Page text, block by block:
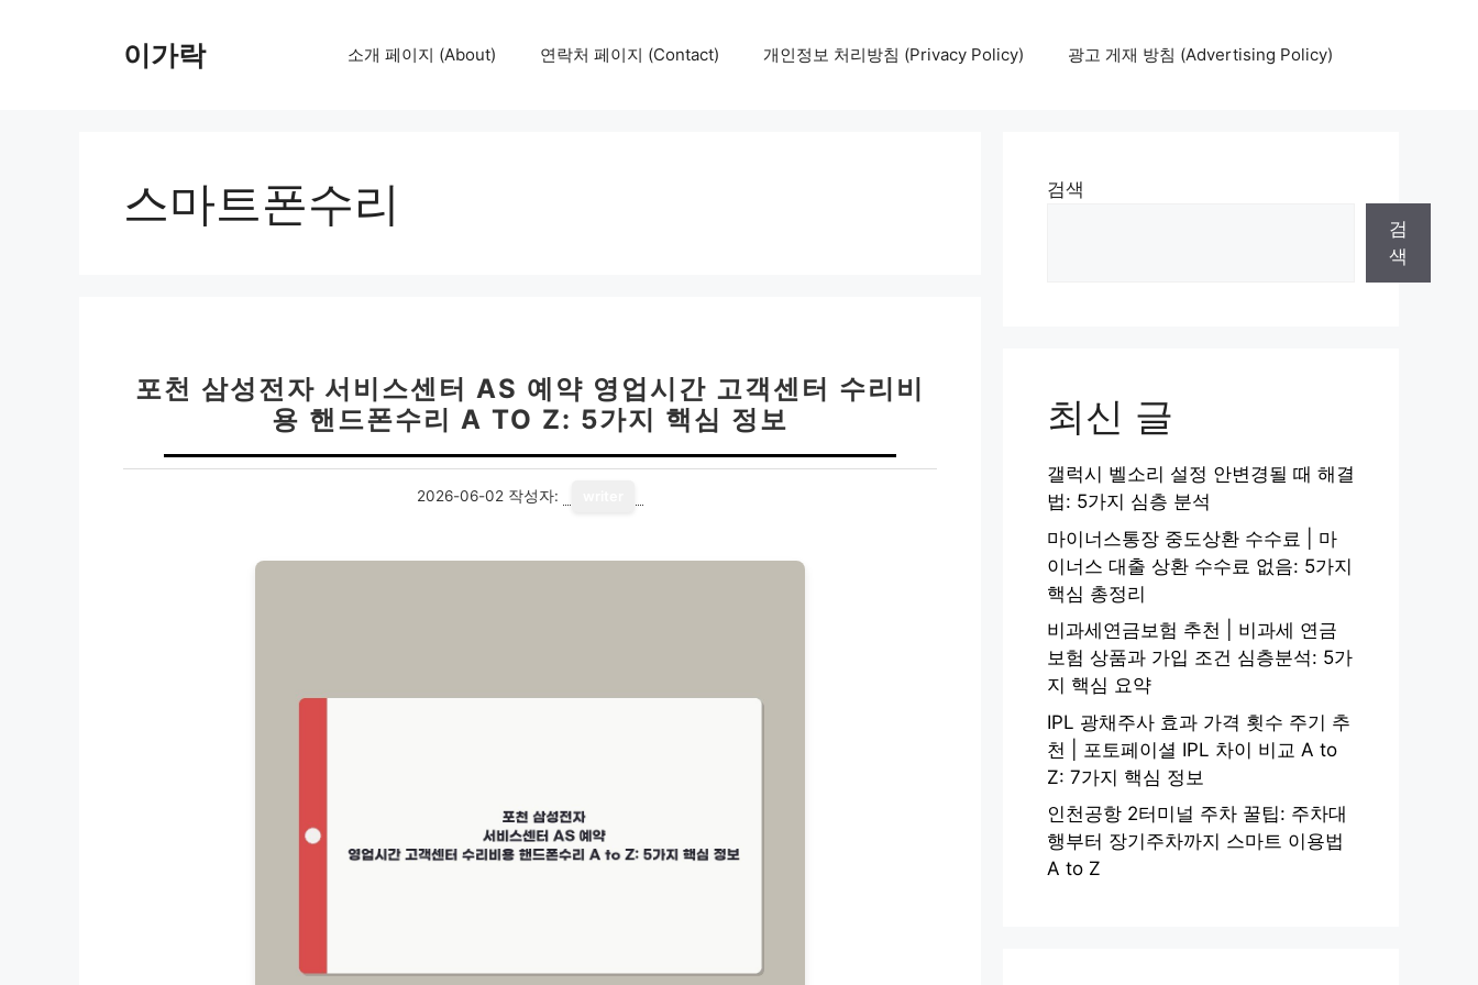
이가락 소개 페이지 (About) 연락처 페이지 (Contact) 개인정보 처리방침 (Privacy Policy) 광고 게재 방침 (Advertising Policy)
스마트폰수리
포천 삼성전자 서비스센터 AS 예약 영업시간 고객센터 수리비
용 핸드폰수리 A TO Z: 5가지 핵심 정보
2026-06-02 작성자:
검색
검
색
최신 글
갤럭시 벨소리 설정 안변경될 때 해결
법: 5가지 심층 분석
마이너스통장 중도상환 수수료 | 마
이너스 대출 상환 수수료 없음: 5가지
핵심 총정리
비과세연금보험 추천 | 비과세 연금
보험 상품과 가입 조건 심층분석: 5가
지 핵심 요약
IPL 광채주사 효과 가격 횟수 주기 추
천 | 포토페이셜 IPL 차이 비교 A to
Z: 7가지 핵심 정보
인천공항 2터미널 주차 꿀팁: 주차대
행부터 장기주차까지 스마트 이용법
A to Z